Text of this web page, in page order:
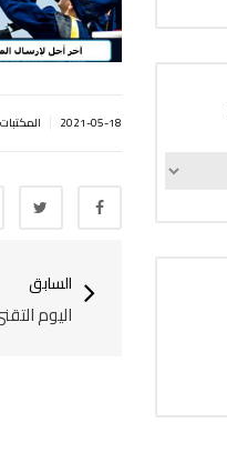
2021-05-18
السابق
اليوم